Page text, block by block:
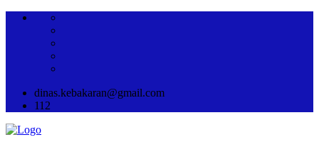
dinas.kebakaran@gmail.com
112